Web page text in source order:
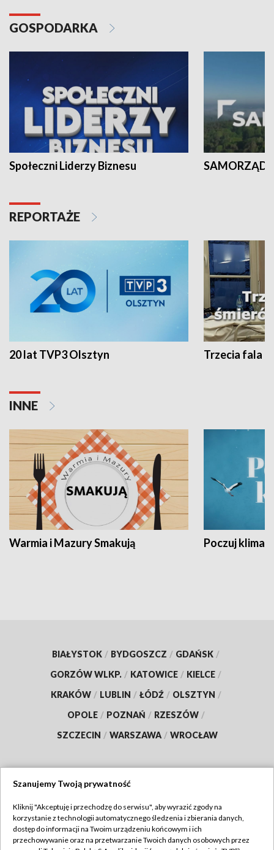
GOSPODARKA
Społeczni Liderzy Biznesu SAMORZĄD
REPORTAŻE
20 lat TVP3 Olsztyn Trzecia fala -
INNE
Warmia i Mazury Smakują Poczuj klimat
BIAŁYSTOK / BYDGOSZCZ / GDAŃSK /
GORZÓW WLKP. / KATOWICE / KIELCE /
KRAKÓW / LUBLIN / ŁÓDŹ / OLSZTYN /
OPOLE / POZNAŃ / RZESZÓW /
SZCZECIN / WARSZAWA / WROCŁAW
TVP
Abonament TVP
Regulamin TVP
Szanujemy Twoją prywatność
Kliknij "Akceptuję i przechodzę do serwisu", aby wyrazić zgody na
korzystanie z technologii automatycznego śledzenia i zbierania danych,
dostęp do informacji na Twoim urządzeniu końcowym i ich
przechowywanie oraz na przetwarzanie Twoich danych osobowych przez